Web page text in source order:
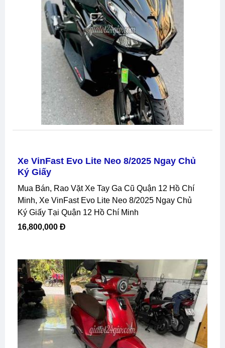
Xe VinFast Evo Lite Neo 8/2025 Ngay Chủ
Ký Giấy
Mua Bán, Rao Vặt Xe Tay Ga Cũ Quận 12 Hồ Chí
Minh, Xe VinFast Evo Lite Neo 8/2025 Ngay Chủ
Ký Giấy Tại Quận 12 Hồ Chí Minh
16,800,000 Đ